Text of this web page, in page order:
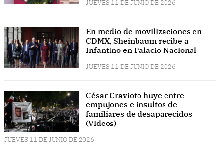
JUEVES 11 DE JUNIO DE 2026
En medio de movilizaciones en
CDMX, Sheinbaum recibe a
Infantino en Palacio Nacional
JUEVES 11 DE JUNIO DE 2026
César Cravioto huye entre
empujones e insultos de
familiares de desaparecidos
(Videos)
JUEVES 11 DE JUNIO DE 2026